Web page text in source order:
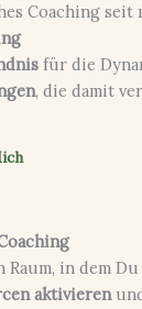
Coaching seit
für die
, die damit
Raum, in dem Du
aktivieren